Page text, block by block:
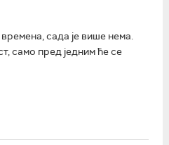
сада је више нема.
само пред једним ће се